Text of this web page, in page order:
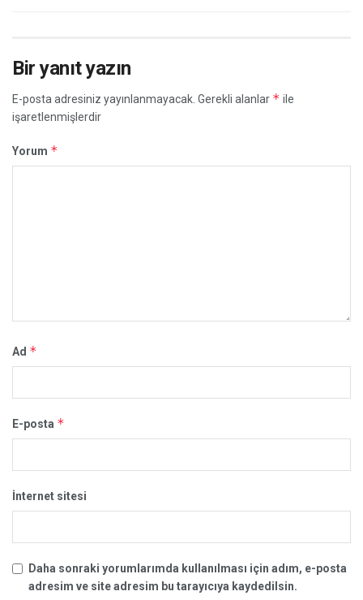
Bir yanıt yazın
E-posta adresiniz yayınlanmayacak. Gerekli alanlar * ile
işaretlenmişlerdir
Yorum *
Ad *
E-posta *
İnternet sitesi
Daha sonraki yorumlarımda kullanılması için adım, e-posta
adresim ve site adresim bu tarayıcıya kaydedilsin.